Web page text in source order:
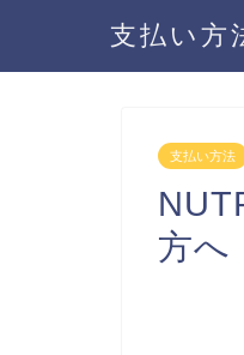
支払い方
支払い方法
方へ